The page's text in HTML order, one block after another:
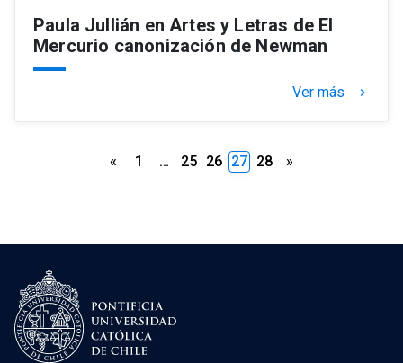
Paula Jullián en Artes y Letras de El
Mercurio canonización de Newman
Ver más keyboard_arrow_right
Paginación
« 1 … 25 26 27 28 »